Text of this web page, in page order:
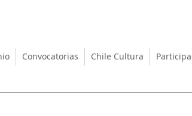
y el Patrimonio
Convocatorias Chile Cultura